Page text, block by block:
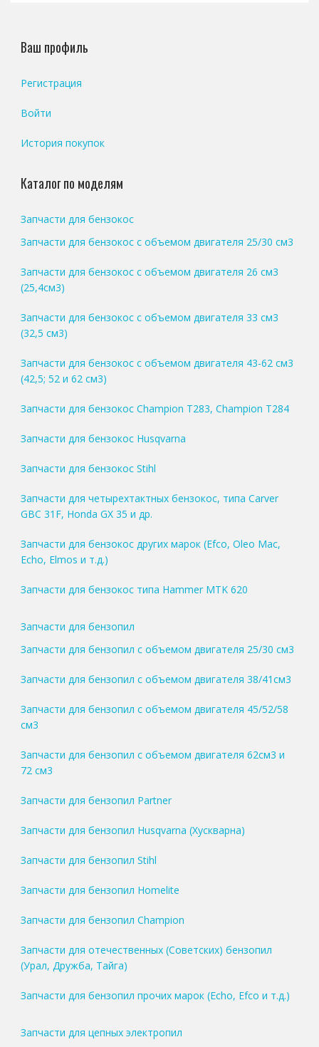
Ваш профиль
Регистрация
Войти
История покупок
Каталог по моделям
Запчасти для бензокос
Запчасти для бензокос с объемом двигателя 25/30 см3
Запчасти для бензокос с объемом двигателя 26 см3
(25,4см3)
Запчасти для бензокос с объемом двигателя 33 см3
(32,5 см3)
Запчасти для бензокос с объемом двигателя 43-62 см3
(42,5; 52 и 62 см3)
Запчасти для бензокос Champion T283, Champion T284
Запчасти для бензокос Husqvarna
Запчасти для бензокос Stihl
Запчасти для четырехтактных бензокос, типа Carver
GBC 31F, Honda GX 35 и др.
Запчасти для бензокос других марок (Efco, Oleo Mac,
Echo, Elmos и т.д.)
Запчасти для бензокос типа Hammer MTK 620
Запчасти для бензопил
Запчасти для бензопил с объемом двигателя 25/30 см3
Запчасти для бензопил с объемом двигателя 38/41см3
Запчасти для бензопил с объемом двигателя 45/52/58
см3
Запчасти для бензопил с объемом двигателя 62см3 и
72 см3
Запчасти для бензопил Partner
Запчасти для бензопил Husqvarna (Хускварна)
Запчасти для бензопил Stihl
Запчасти для бензопил Homelite
Запчасти для бензопил Champion
Запчасти для отечественных (Советских) бензопил
(Урал, Дружба, Тайга)
Запчасти для бензопил прочих марок (Echo, Efco и т.д.)
Запчасти для цепных электропил